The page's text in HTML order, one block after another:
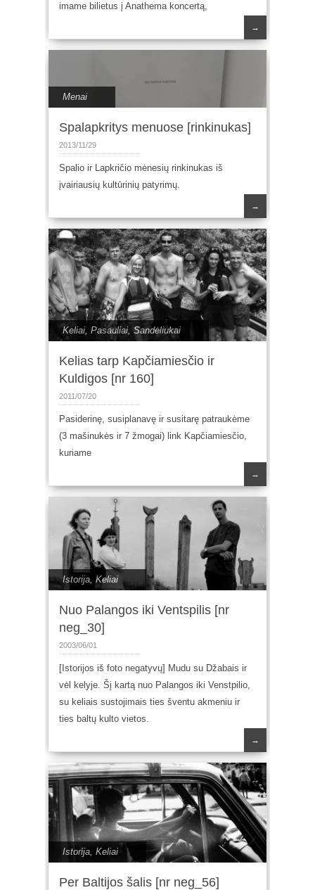
imame bilietus į Anathema koncertą,
→
Menai
Spalapkritys menuose [rinkinukas]
2013/11/29
Spalio ir Lapkričio mėnesių rinkinukas iš
įvairiausių kultūrinių patyrimų.
→
Keliai Pasauliai Sandėliukai
Kelias tarp Kapčiamiesčio ir
Kuldigos [nr 160]
2011/07/20
Pasiderinę, susiplanavę ir susitarę patraukėme
(3 mašinukės ir 7 žmogai) link Kapčiamiesčio,
kuriame
→
Istorija, Keliai
Nuo Palangos iki Ventspilis [nr
neg_30]
2003/06/01
[Istorijos iš foto negatyvų] Mudu su Džabais ir
vėl kelyje. Šį kartą nuo Palangos iki Venstpilio,
su keliais sustojimais ties šventu akmeniu ir
ties baltų kulto vietos.
→
Istorija Keliai
Per Baltijos šalis [nr neg_56]